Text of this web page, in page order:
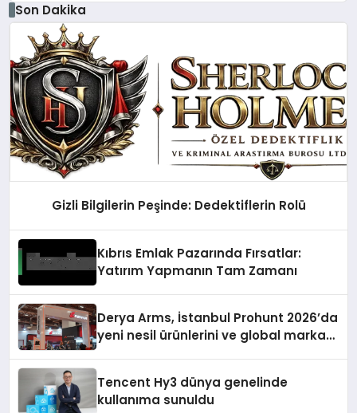
Son Dakika
Gizli Bilgilerin Peşinde: Dedektiflerin Rolü
Kıbrıs Emlak Pazarında Fırsatlar:
Yatırım Yapmanın Tam Zamanı
Derya Arms, İstanbul Prohunt 2026’da
yeni nesil ürünlerini ve global marka
Tencent Hy3 dünya genelinde
kullanıma sunuldu